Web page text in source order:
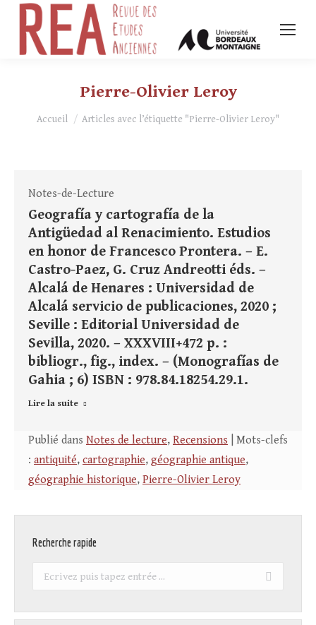
Pierre-Olivier Leroy
Vous êtes ici :
Accueil Articles avec l’étiquette "Pierre-Olivier Leroy"
Notes-de-Lecture
Geografía y cartografía de la
Antigüedad al Renacimiento. Estudios
en honor de Francesco Prontera. – E.
Castro-Paez, G. Cruz Andreotti éds. –
Alcalá de Henares : Universidad de
Alcalá servicio de publicaciones, 2020 ;
Seville : Editorial Universidad de
Sevilla, 2020. – XXXVIII+472 p. :
bibliogr., fig., index. – (Monografías de
Gahia ; 6) ISBN : 978.84.18254.29.1.
Lire la suite
Publié dans Notes de lecture, Recensions | Mots-clefs
: antiquité, cartographie, géographie antique,
géographie historique, Pierre-Olivier Leroy
Recherche rapide
Recherche